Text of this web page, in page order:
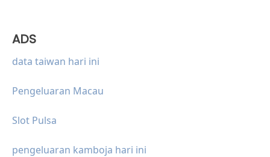
ADS
data taiwan hari ini
Pengeluaran Macau
Slot Pulsa
pengeluaran kamboja hari ini